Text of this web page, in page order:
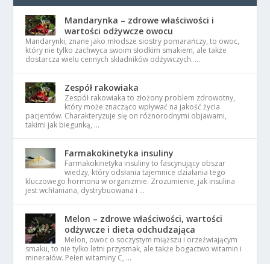
Mandarynka – zdrowe właściwości i
wartości odżywcze owocu
Mandarynki, znane jako młodsze siostry pomarańczy, to owoc,
który nie tylko zachwyca swoim słodkim smakiem, ale także
dostarcza wielu cennych składników odżywczych. …
Zespół rakowiaka
Zespół rakowiaka to złożony problem zdrowotny,
który może znacząco wpływać na jakość życia
pacjentów. Charakteryzuje się on różnorodnymi objawami,
takimi jak biegunką, …
Farmakokinetyka insuliny
Farmakokinetyka insuliny to fascynujący obszar
wiedzy, który odsłania tajemnice działania tego
kluczowego hormonu w organizmie. Zrozumienie, jak insulina
jest wchłaniana, dystrybuowana i …
Melon – zdrowe właściwości, wartości
odżywcze i dieta odchudzająca
Melon, owoc o soczystym miąższu i orzeźwiającym
smaku, to nie tylko letni przysmak, ale także bogactwo witamin i
minerałów. Pełen witaminy C, …